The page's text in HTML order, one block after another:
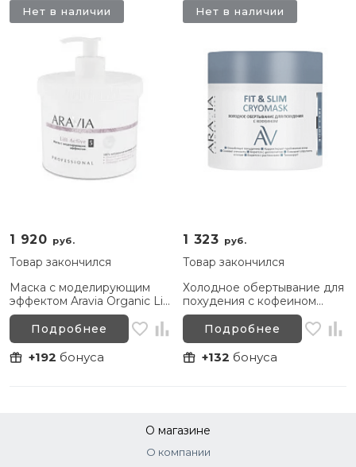
1 920 руб.
Товар закончился
Маска с моделирующим
эффектом Aravia Organic Lift
Active 550 мл
Подробнее
+192 бонуса
Нет в наличии
1 323 руб.
Товар закончился
Холодное обертывание для
похудения с кофеином
Fit&Slim Cryomask Aravia
Laboratories, 300 мл
Подробнее
+132 бонуса
Нет в наличии
О магазине
О компании